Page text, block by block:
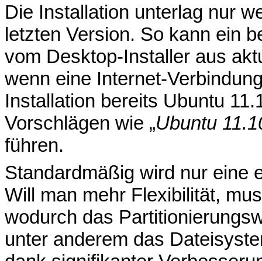
Die Installation unterlag nur
letzten Version. So kann ein
vom Desktop-Installer aus
wenn eine Internet-
Installation bereits Ubuntu
Vorschlägen wie „Ubuntu
führen.
Standardmäßig wird nur eine
Will man mehr Flexibilität,
wodurch das
unter anderem das